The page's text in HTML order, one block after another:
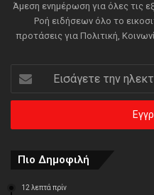
Άμεση ενημέρωση για όλες τις
Ροή ειδήσεων όλο το
προτάσεις για Πολιτική,
την
ηλεκτρονική
διεύθυνση
Πιο Δημοφιλή
12 λεπτά πρίν